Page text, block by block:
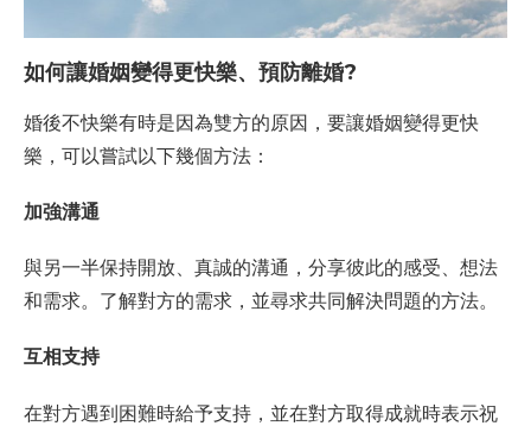
如何讓婚姻變得更快樂、預防離婚?
婚後不快樂有時是因為雙方的原因，要讓婚姻變得更快
樂，可以嘗試以下幾個方法：
加強溝通
與另一半保持開放、真誠的溝通，分享彼此的感受、想法
和需求。了解對方的需求，並尋求共同解決問題的方法。
互相支持
在對方遇到困難時給予支持，並在對方取得成就時表示祝